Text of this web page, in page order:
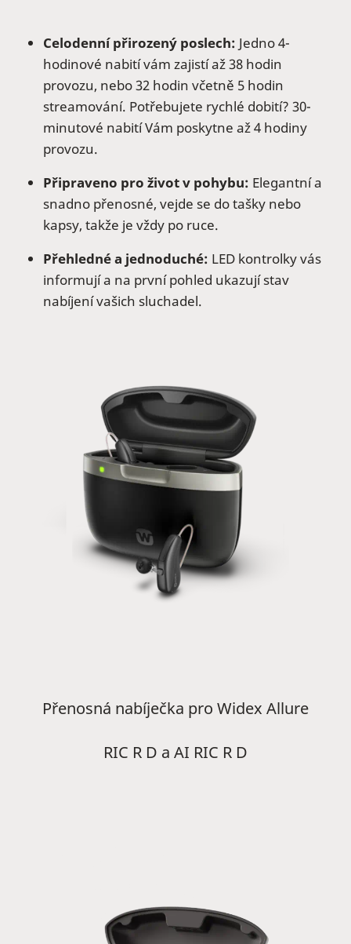
Celodenní přirozený poslech: Jedno 4-
hodinové nabití vám zajistí až 38 hodin
provozu, nebo 32 hodin včetně 5 hodin
streamování. Potřebujete rychlé dobití? 30-
minutové nabití Vám poskytne až 4 hodiny
provozu.
Připraveno pro život v pohybu: Elegantní a
snadno přenosné, vejde se do tašky nebo
kapsy, takže je vždy po ruce.
Přehledné a jednoduché: LED kontrolky vás
informují a na první pohled ukazují stav
nabíjení vašich sluchadel.
Přenosná nabíječka pro Widex Allure
RIC R D a AI RIC R D